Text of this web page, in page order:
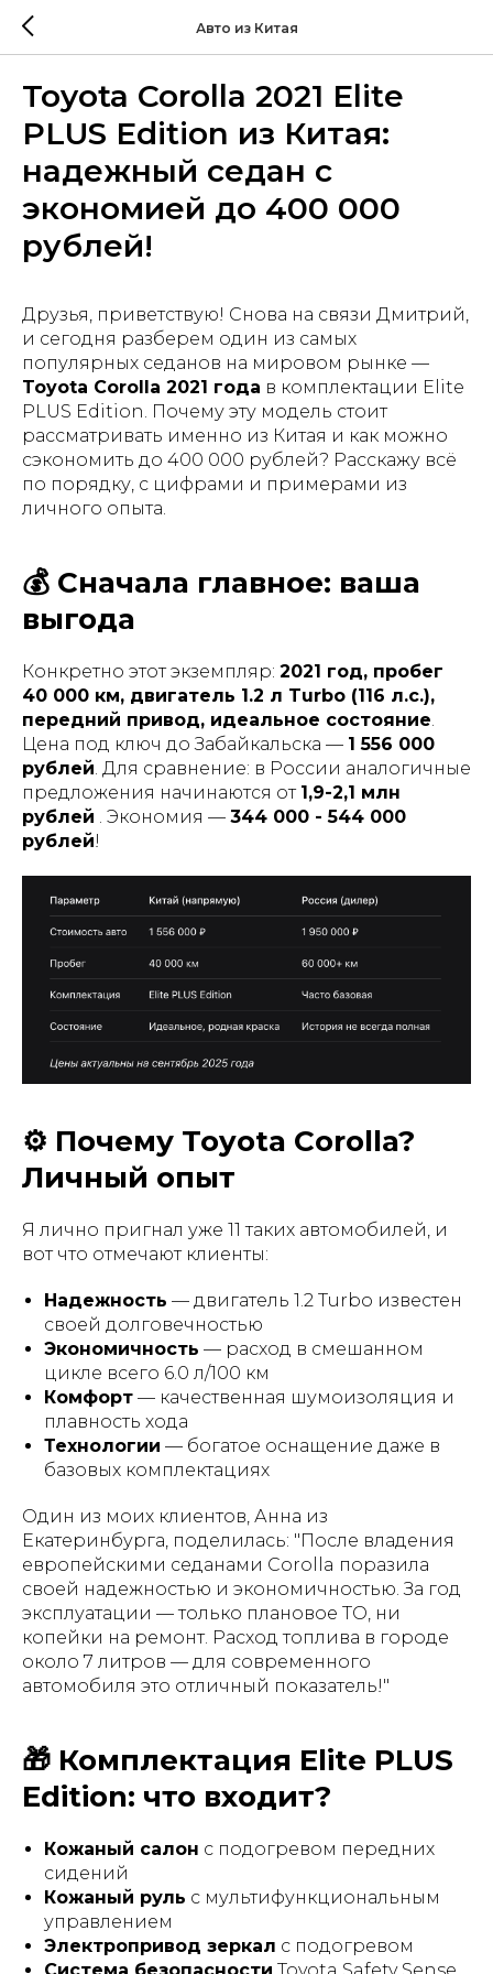
Авто из Китая
Toyota Corolla 2021 Elite
PLUS Edition из Китая:
надежный седан с
экономией до 400 000
рублей!
Друзья, приветствую! Снова на связи Дмитрий,
и сегодня разберем один из самых
популярных седанов на мировом рынке —
Toyota Corolla 2021 года в комплектации Elite
PLUS Edition. Почему эту модель стоит
рассматривать именно из Китая и как можно
сэкономить до 400 000 рублей? Расскажу всё
по порядку, с цифрами и примерами из
личного опыта.
💰 Сначала главное: ваша
выгода
Конкретно этот экземпляр: 2021 год, пробег
40 000 км, двигатель 1.2 л Turbo (116 л.с.),
передний привод, идеальное состояние.
Цена под ключ до Забайкальска — 1 556 000
рублей. Для сравнение: в России аналогичные
предложения начинаются от 1,9-2,1 млн
рублей . Экономия — 344 000 - 544 000
рублей!
⚙️ Почему Toyota Corolla?
Личный опыт
Я лично пригнал уже 11 таких автомобилей, и
вот что отмечают клиенты:
Надежность — двигатель 1.2 Turbo известен
своей долговечностью
Экономичность — расход в смешанном
цикле всего 6.0 л/100 км
Комфорт — качественная шумоизоляция и
плавность хода
Технологии — богатое оснащение даже в
базовых комплектациях
Один из моих клиентов, Анна из
Екатеринбурга, поделилась: "После владения
европейскими седанами Corolla поразила
своей надежностью и экономичностью. За год
эксплуатации — только плановое ТО, ни
копейки на ремонт. Расход топлива в городе
около 7 литров — для современного
автомобиля это отличный показатель!"
🎁 Комплектация Elite PLUS
Edition: что входит?
Кожаный салон с подогревом передних
сидений
Кожаный руль с мультифункциональным
управлением
Электропривод зеркал с подогревом